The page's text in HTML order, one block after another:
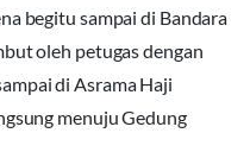
begitu sampai di Bandara
oleh petugas dengan
di Asrama Haji
menuju Gedung